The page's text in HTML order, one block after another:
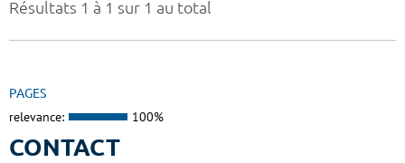
Résultats 1 à 1 sur 1 au total
PAGES
relevance: 100%
CONTACT